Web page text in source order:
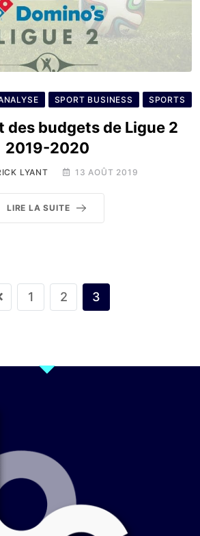
SPORT BUSINESS SPORTS
des budgets de Ligue 2
2019-2020
LYANT 13 AOÛT 2019
LIRE LA SUITE
1 2 3